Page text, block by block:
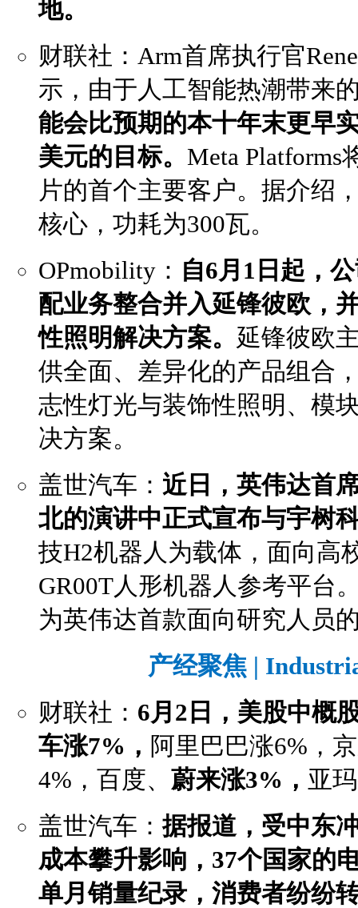
地。
财联社：Arm首席执行官
示，由于人工智能热潮带来
能会比预期的本十年末更早
美元的目标。 Meta Platforms
片的首个主要客户。据介绍
核心，功耗为300瓦。
OPmobility： 自6月1日起 ，
配业务整合并入延锋彼欧，
性照明解决方案。 延锋彼欧
供全面、差异化的产品组合
志性灯光与装饰性照明、模
决方案。
盖世汽车： 近日，英伟达首
北的演讲中正式宣布与宇树
技H2机器人为载体，面向高
GR00T人形机器人参考平台
为英伟达首款面向研究人员
产经聚焦 |
财联社： 6月2日，美股中概
车涨7%， 阿里巴巴涨6%，
4%，百度、 蔚来涨3%， 亚
盖世汽车：据报道，受中东
成本攀升影响，37个国家的
单月销量纪录，消费者纷纷